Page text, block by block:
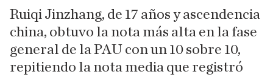
Ruiqi Jinzhang, de 17 años y ascendencia
china, obtuvo la nota más alta en la fase
general de la PAU con un 10 sobre 10,
repitiendo la nota media que registró